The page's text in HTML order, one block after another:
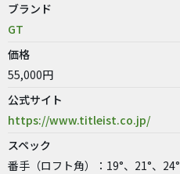
ブランド
GT
価格
55,000円
公式サイト
https://www.titleist.co.jp/
スペック
番手（ロフト角）：19°、21°、24°